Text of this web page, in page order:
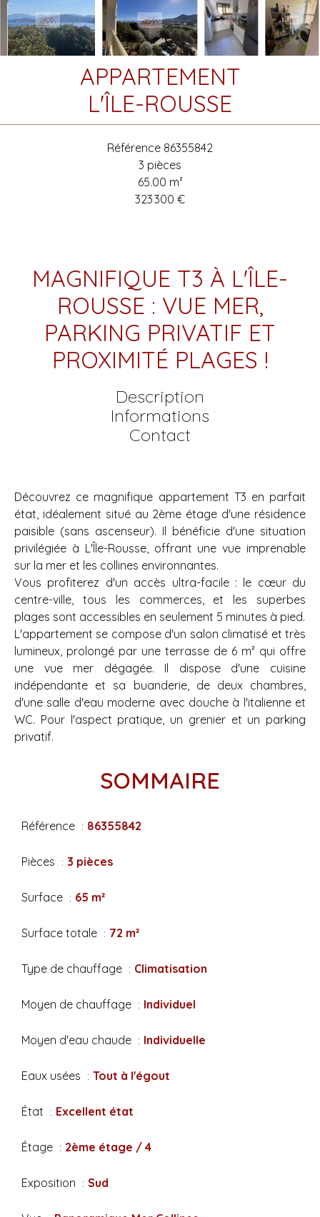
APPARTEMENT
L'ÎLE-ROUSSE
Référence 86355842
3 pièces
65.00 m²
323 300 €
MAGNIFIQUE T3 À L'ÎLE-
ROUSSE : VUE MER,
PARKING PRIVATIF ET
PROXIMITÉ PLAGES !
Description
Informations
Contact
Découvrez ce magnifique appartement T3 en parfait
état, idéalement situé au 2ème étage d'une résidence
paisible (sans ascenseur). Il bénéficie d'une situation
privilégiée à L'Île-Rousse, offrant une vue imprenable
sur la mer et les collines environnantes.
Vous profiterez d'un accès ultra-facile : le cœur du
centre-ville, tous les commerces, et les superbes
plages sont accessibles en seulement 5 minutes à pied.
L'appartement se compose d'un salon climatisé et très
lumineux, prolongé par une terrasse de 6 m² qui offre
une vue mer dégagée. Il dispose d'une cuisine
indépendante et sa buanderie, de deux chambres,
d'une salle d'eau moderne avec douche à l'italienne et
WC. Pour l'aspect pratique, un grenier et un parking
privatif.
SOMMAIRE
Référence 86355842
Pièces 3 pièces
Surface 65 m²
Surface totale 72 m²
Type de chauffage Climatisation
Moyen de chauffage Individuel
Moyen d'eau chaude Individuelle
Eaux usées Tout à l'égout
État Excellent état
Étage 2ème étage / 4
Exposition Sud